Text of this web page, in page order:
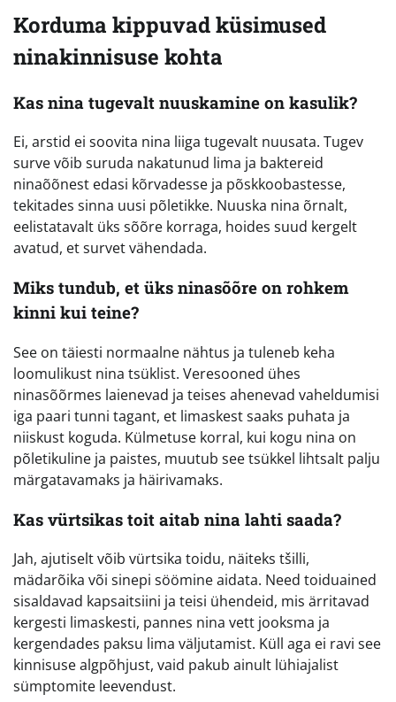
Korduma kippuvad küsimused
ninakinnisuse kohta
Kas nina tugevalt nuuskamine on kasulik?
Ei, arstid ei soovita nina liiga tugevalt nuusata. Tugev
surve võib suruda nakatunud lima ja baktereid
ninaõõnest edasi kõrvadesse ja põskkoobastesse,
tekitades sinna uusi põletikke. Nuuska nina õrnalt,
eelistatavalt üks sõõre korraga, hoides suud kergelt
avatud, et survet vähendada.
Miks tundub, et üks ninasõõre on rohkem
kinni kui teine?
See on täiesti normaalne nähtus ja tuleneb keha
loomulikust nina tsüklist. Veresooned ühes
ninasõõrmes laienevad ja teises ahenevad vaheldumisi
iga paari tunni tagant, et limaskest saaks puhata ja
niiskust koguda. Külmetuse korral, kui kogu nina on
põletikuline ja paistes, muutub see tsükkel lihtsalt palju
märgatavamaks ja häirivamaks.
Kas vürtsikas toit aitab nina lahti saada?
Jah, ajutiselt võib vürtsika toidu, näiteks tšilli,
mädarõika või sinepi söömine aidata. Need toiduained
sisaldavad kapsaitsiini ja teisi ühendeid, mis ärritavad
kergesti limaskesti, pannes nina vett jooksma ja
kergendades paksu lima väljutamist. Küll aga ei ravi see
kinnisuse algpõhjust, vaid pakub ainult lühiajalist
sümptomite leevendust.